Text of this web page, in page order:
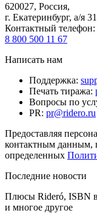
620027, Россия,
г. Екатеринбург, а/я
Контактный телефон:
8 800 500 11 67
Написать нам
Поддержка:
Печать тиража:
Вопросы по
PR: pr@ridero.ru
Предоставляя
контактным данным,
определенных
Последние новости
Плюсы Rideró, ISBN
и многое другое